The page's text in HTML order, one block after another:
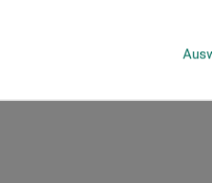
+ logistics